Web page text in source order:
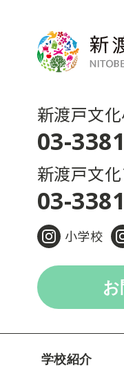
新渡戸文
03-
新渡戸文
03-
小学校
学校紹介